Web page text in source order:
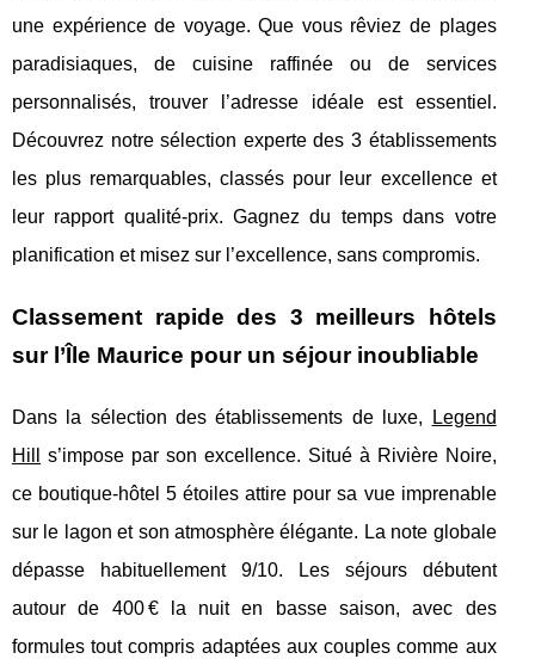
une expérience de voyage. Que vous rêviez de plages
paradisiaques, de cuisine raffinée ou de services
personnalisés, trouver l’adresse idéale est essentiel.
Découvrez notre sélection experte des 3 établissements
les plus remarquables, classés pour leur excellence et
leur rapport qualité-prix. Gagnez du temps dans votre
planification et misez sur l’excellence, sans compromis.
Classement rapide des 3 meilleurs hôtels
sur l’Île Maurice pour un séjour inoubliable
Dans la sélection des établissements de luxe,
Legend
Hill
s’impose par son excellence. Situé à Rivière Noire,
ce boutique-hôtel 5 étoiles attire pour sa vue imprenable
sur le lagon et son atmosphère élégante. La note globale
dépasse habituellement 9/10. Les séjours débutent
autour de 400 € la nuit en basse saison, avec des
formules tout compris adaptées aux couples comme aux